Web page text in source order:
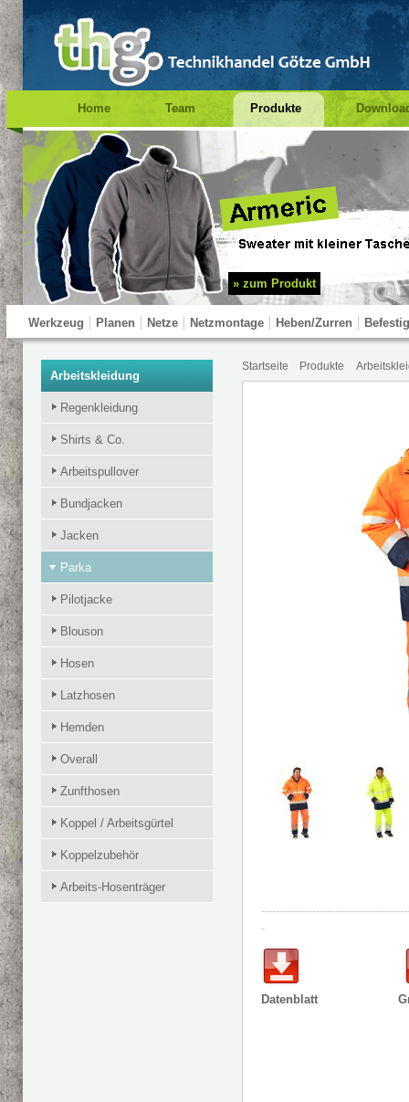
Home Team Produkte
Impressum Suche Prüfung PSA
» zum Produkt
Werkzeug Planen Netze Netzmontage Heben/Zurren
Test Navigation
Arbeitskleidung
Regenkleidung
Shirts & Co.
Arbeitspullover
Bundjacken
Jacken
Parka
Pilotjacke
Blouson
Hosen
Latzhosen
Hemden
Overall
Zunfthosen
Koppel / Arbeitsgürtel
Koppelzubehör
Arbeits-Hosenträger
Startseite Produkte
-
Datenblatt